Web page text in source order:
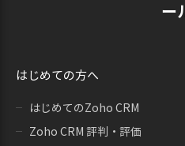
ー
はじめての方へ
はじめてのZoho CRM
Zoho CRM 評判・評価